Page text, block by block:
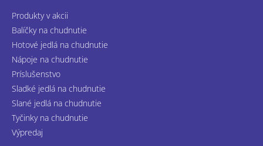
Produkty v akcii
Balíčky na chudnutie
Hotové jedlá na chudnutie
Nápoje na chudnutie
Príslušenstvo
Sladké jedlá na chudnutie
Slané jedlá na chudnutie
Tyčinky na chudnutie
Výpredaj